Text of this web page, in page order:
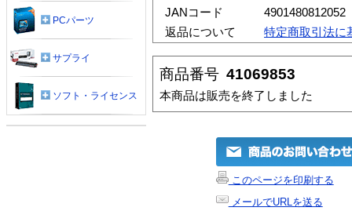
JANコード
4901480812052
返品について
特定商取引法に
商品番号 41069853
本商品は販売を終了しました
このページを印刷する
メールでURLを送る
PCパーツ
サプライ
ソフト・ライセンス